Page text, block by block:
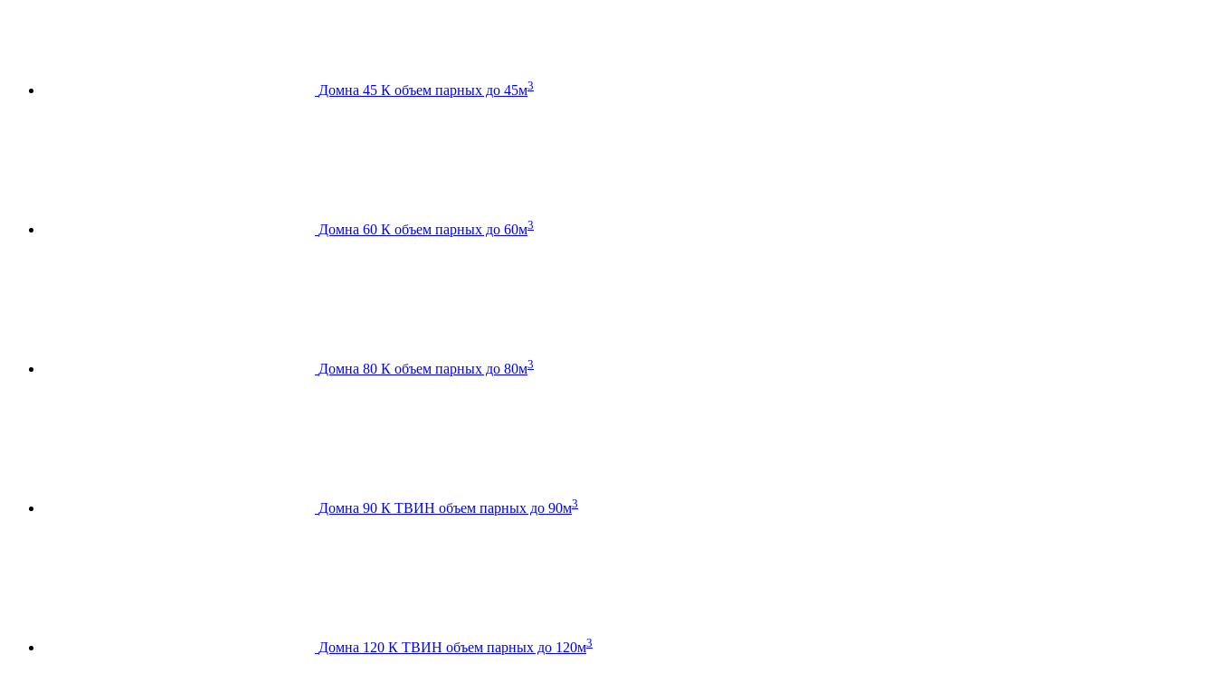
Домна 45 К объем парных до 45м3
Домна 60 К объем парных до 60м3
Домна 80 К объем парных до 80м3
Домна 90 К ТВИН объем парных до 90м3
Домна 120 К ТВИН объем парных до 120м3